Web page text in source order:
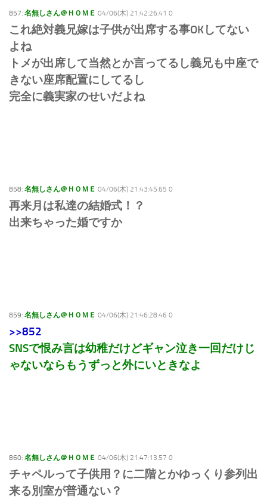
857: 名無しさん＠ＨＯＭＥ 04/06(木) 21:42:26.41 0
これ絶対義兄嫁は子供が出席する事OKしてない
よね
トメが出席して当然とか言ってるし義兄も中座で
きない座席配置にしてるし
完全に義実家のせいだよね
858: 名無しさん＠ＨＯＭＥ 04/06(木) 21:43:45.65 0
再来月は私達の結婚式！？
出来ちゃった婚ですか
859: 名無しさん＠ＨＯＭＥ 04/06(木) 21:46:28.46 0
>>852
SNSで恨み言は幼稚だけどギャン泣き一回だけじ
ゃないならもうずっと外にいときなよ
860: 名無しさん＠ＨＯＭＥ 04/06(木) 21:47:13.57 0
チャペルって子供用？に二階とかゆっくり参列出
来る別室が普通ない？